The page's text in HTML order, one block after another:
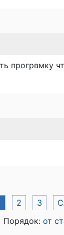
прогрвмку
2 3
Порядок: от